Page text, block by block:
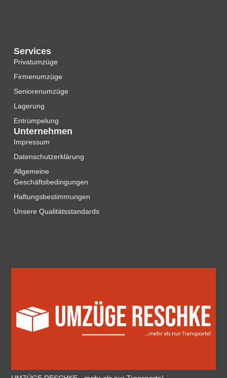
Services
Privatumzüge
Firmenumzüge
Seniorenumzüge
Lagerung
Entrümpelung
Unternehmen
Impressum
Datenschutzerklärung
Allgemeine
Geschäftsbedingungen
Haftungsbestimmungen
Unsere Qualitätsstandards